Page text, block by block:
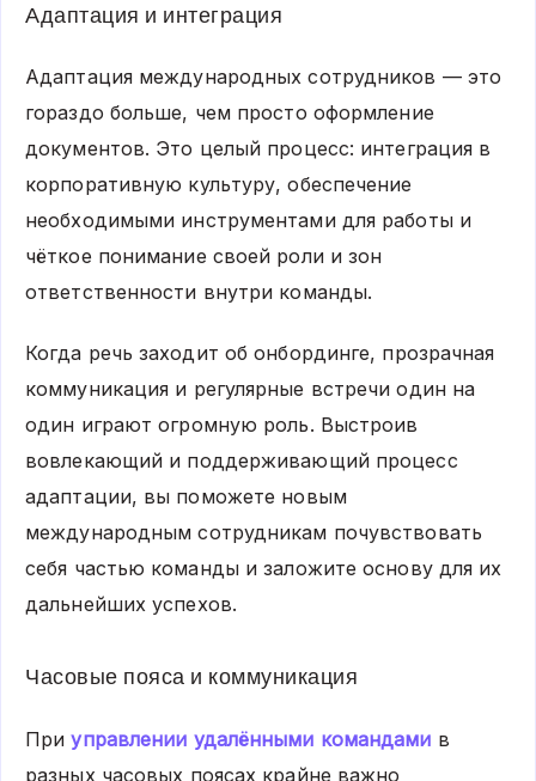
Адаптация и интеграция
Адаптация международных сотрудников — это
гораздо больше, чем просто оформление
документов. Это целый процесс: интеграция в
корпоративную культуру, обеспечение
необходимыми инструментами для работы и
чёткое понимание своей роли и зон
ответственности внутри команды.
Когда речь заходит об онбординге, прозрачная
коммуникация и регулярные встречи один на
один играют огромную роль. Выстроив
вовлекающий и поддерживающий процесс
адаптации, вы поможете новым
международным сотрудникам почувствовать
себя частью команды и заложите основу для их
дальнейших успехов.
Часовые пояса и коммуникация
Приуправлении удалёнными командами в
разных часовых поясах крайне важно